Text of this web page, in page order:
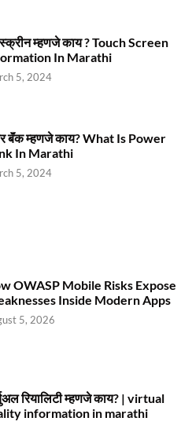
म्हणजे काय ? Touch Screen
In Marathi
5, 2024
बॅंक म्हणजे काय? What Is Power
In Marathi
5, 2024
OWASP Mobile Risks Expose
Inside Modern Apps
5, 2026
रियालिटी म्हणजे काय? | virtual
information in marathi